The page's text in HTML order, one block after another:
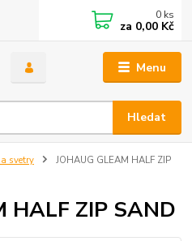
Menu
Hledat
0 ks
za 0,00 Kč
svetry
JOHAUG GLEAM HALF ZIP
HALF ZIP SAND